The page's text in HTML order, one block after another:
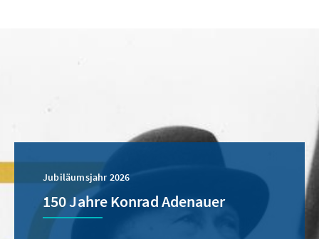
Jubiläumsjahr 2026
150 Jahre Konrad Adenauer